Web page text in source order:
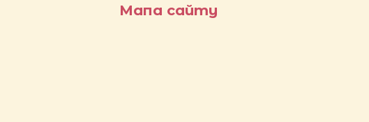
Мапа сайту